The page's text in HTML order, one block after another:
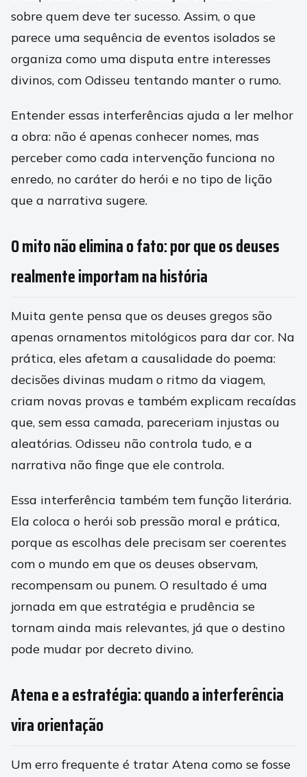
sobre quem deve ter sucesso. Assim, o que
parece uma sequência de eventos isolados se
organiza como uma disputa entre interesses
divinos, com Odisseu tentando manter o rumo.
Entender essas interferências ajuda a ler melhor
a obra: não é apenas conhecer nomes, mas
perceber como cada intervenção funciona no
enredo, no caráter do herói e no tipo de lição
que a narrativa sugere.
O mito não elimina o fato: por que os deuses
realmente importam na história
Muita gente pensa que os deuses gregos são
apenas ornamentos mitológicos para dar cor. Na
prática, eles afetam a causalidade do poema:
decisões divinas mudam o ritmo da viagem,
criam novas provas e também explicam recaídas
que, sem essa camada, pareceriam injustas ou
aleatórias. Odisseu não controla tudo, e a
narrativa não finge que ele controla.
Essa interferência também tem função literária.
Ela coloca o herói sob pressão moral e prática,
porque as escolhas dele precisam ser coerentes
com o mundo em que os deuses observam,
recompensam ou punem. O resultado é uma
jornada em que estratégia e prudência se
tornam ainda mais relevantes, já que o destino
pode mudar por decreto divino.
Atena e a estratégia: quando a interferência
vira orientação
Um erro frequente é tratar Atena como se fosse